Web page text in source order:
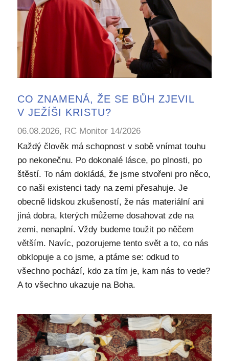
CO ZNAMENÁ, ŽE SE BŮH ZJEVIL
V JEŽÍŠI KRISTU?
06.08.2026, RC Monitor 14/2026
Každý člověk má schopnost v sobě vnímat touhu
po nekonečnu. Po dokonalé lásce, po plnosti, po
štěstí. To nám dokládá, že jsme stvořeni pro něco,
co naši existenci tady na zemi přesahuje. Je
obecně lidskou zkušeností, že nás materiální ani
jiná dobra, kterých můžeme dosahovat zde na
zemi, nenaplní. Vždy budeme toužit po něčem
větším. Navíc, pozorujeme tento svět a to, co nás
obklopuje a co jsme, a ptáme se: odkud to
všechno pochází, kdo za tím je, kam nás to vede?
A to všechno ukazuje na Boha.